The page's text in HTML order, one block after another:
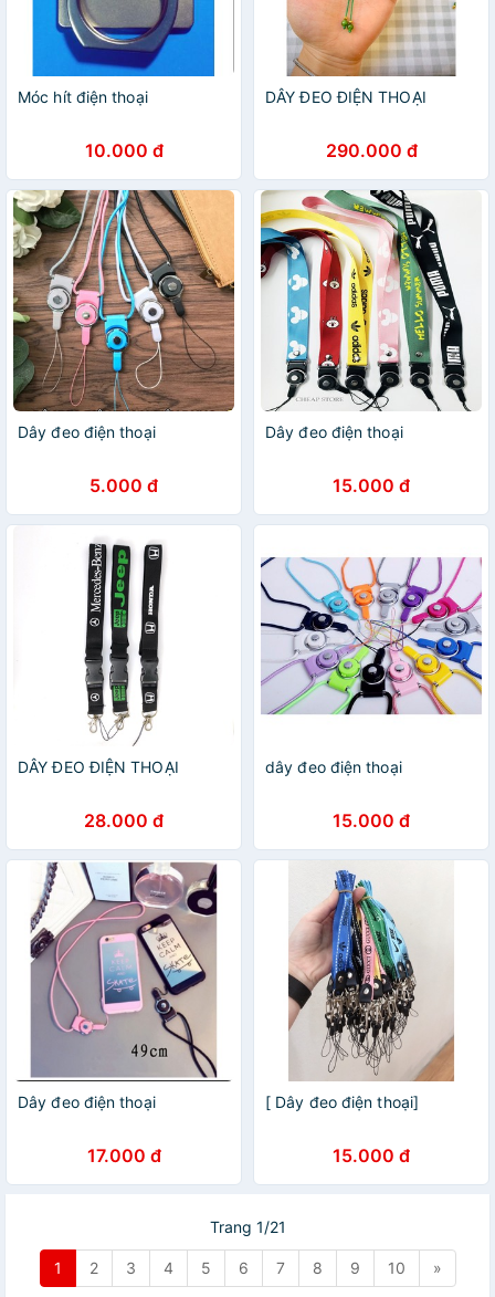
Móc hít điện thoại
10.000 đ
DÂY ĐEO ĐIỆN THOẠI
290.000 đ
Dây đeo điện thoại
5.000 đ
Dây đeo điện thoại
15.000 đ
DÂY ĐEO ĐIỆN THOẠI
28.000 đ
dây đeo điện thoại
15.000 đ
Dây đeo điện thoại
17.000 đ
[ Dây đeo điện thoại]
15.000 đ
Trang 1/21
1 2 3 4 5 6 7 8 9 10 »